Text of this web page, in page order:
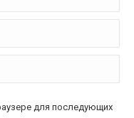
для последующих